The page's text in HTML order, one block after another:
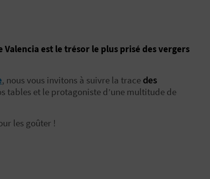
est le trésor le plus prisé des vergers
, nous vous invitons à suivre la trace des
tables et le protagoniste d’une multitude de
les goûter !